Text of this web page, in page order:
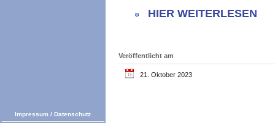
HIER WEITERLESEN
Veröffentlicht am
21. Oktober 2023
Impressum / Datenschutz